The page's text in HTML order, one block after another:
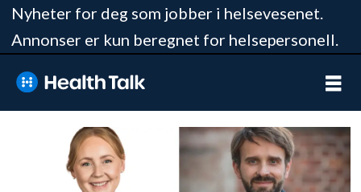
Nyheter for deg som jobber i helsevesenet.
Annonser er kun beregnet for helsepersonell.